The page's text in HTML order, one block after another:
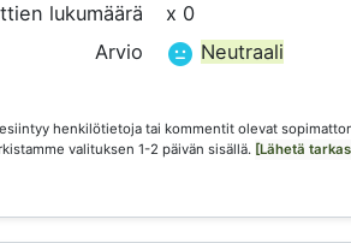
lukumäärä
x 0
Arvio
Neutraali
henkilötietoja tai kommentit olevat
valituksen 1-2 päivän sisällä. [Lähetä